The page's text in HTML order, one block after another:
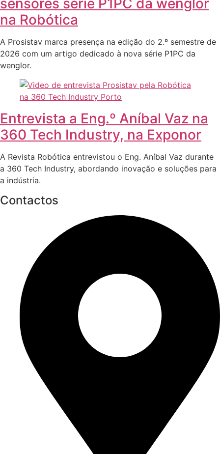
sensores série P1PC da wenglor
na Robótica
A Prosistav marca presença na edição do 2.º semestre de
2026 com um artigo dedicado à nova série P1PC da
wenglor.
Entrevista a Eng.º Aníbal Vaz na
360 Tech Industry, na Exponor
A Revista Robótica entrevistou o Eng. Aníbal Vaz durante
a 360 Tech Industry, abordando inovação e soluções para
a indústria.
Contactos